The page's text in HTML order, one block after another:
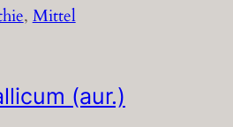
, Mittel
(aur.)